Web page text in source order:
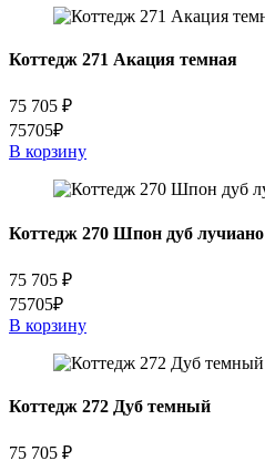
Коттедж 271 Акация темная
75 705 ₽
75705₽
В корзину
Коттедж 270 Шпон дуб лучиано
75 705 ₽
75705₽
В корзину
Коттедж 272 Дуб темный
75 705 ₽